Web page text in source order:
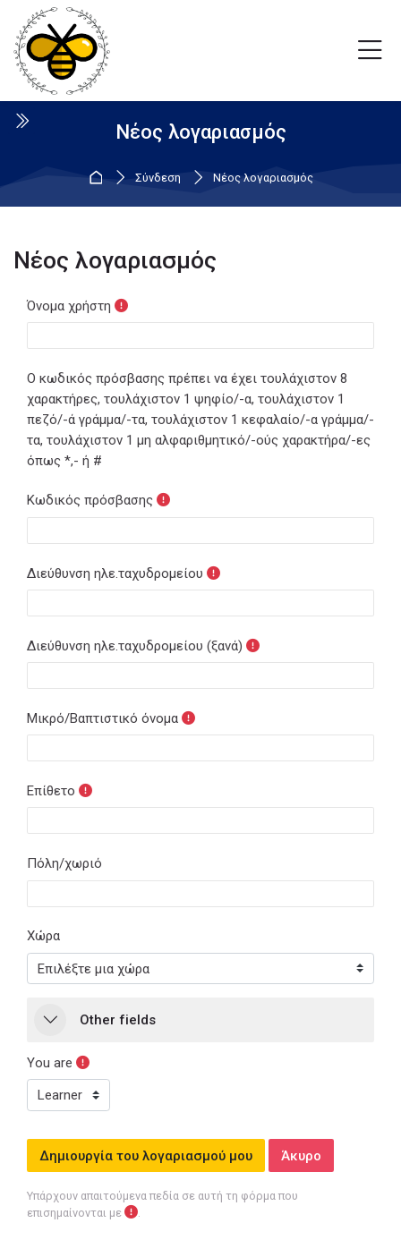
Skip to navigation
Skip to login form
Μετάβαση στο κεντρικό περιεχόμενο
Skip to footer
Νέος λογαριασμός
Αρχική
Σύνδεση Νέος λογαριασμός
Νέος λογαριασμός
Όνομα χρήστη
Ο κωδικός πρόσβασης πρέπει να έχει τουλάχιστον 8
χαρακτήρες, τουλάχιστον 1 ψηφίο/-α, τουλάχιστον 1
πεζό/-ά γράμμα/-τα, τουλάχιστον 1 κεφαλαίο/-α γράμμα/-
τα, τουλάχιστον 1 μη αλφαριθμητικό/-ούς χαρακτήρα/-ες
όπως *,- ή #
Κωδικός πρόσβασης
Διεύθυνση ηλε.ταχυδρομείου
Διεύθυνση ηλε.ταχυδρομείου (ξανά)
Μικρό/Βαπτιστικό όνομα
Επίθετο
Πόλη/χωριό
Χώρα
Other fields
Other fields
Other fields
You are
Υπάρχουν απαιτούμενα πεδία σε αυτή τη φόρμα που
επισημαίνονται με